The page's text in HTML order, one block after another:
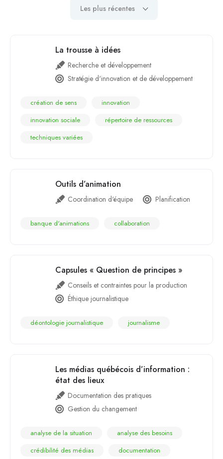
Les plus récentes
La trousse à idées
Recherche et développement
Stratégie d'innovation et de développement
création de sens
innovation
innovation sociale
répertoire de ressources
techniques variées
Outils d’animation
Coordination d'équipe Planification
banque d'animations collaboration
Capsules « Question de principes »
Conseils et contraintes pour la production
Éthique journalistique
déontologie journalistique journalisme
Les médias québécois d’information :
état des lieux
Documentation des pratiques
Gestion du changement
analyse de la situation
analyse des besoins
crédibilité des médias
documentation